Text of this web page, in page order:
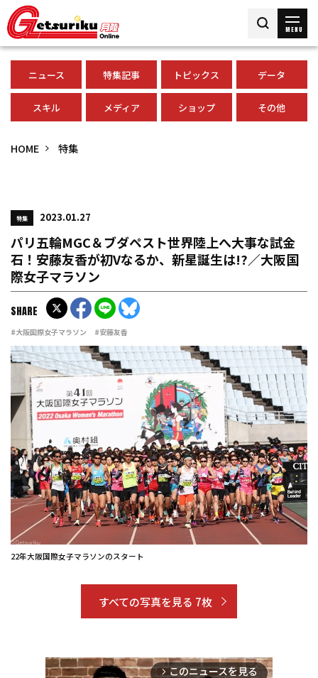
MENU
ニュース 特集記事 トピックス データ
スキル メディア ショップ その他
HOME 特集
特集 2023.01.27
パリ五輪MGC＆ブダペスト世界陸上へ大事な試金
石！安藤友香が初Vなるか、新星誕生は!?／大阪国
際女子マラソン
#大阪国際女子マラソン #安藤友香
SHARE
22年大阪国際女子マラソンのスタート
すべての写真を見る 7枚
arrow_forward_ios このニュースを見る